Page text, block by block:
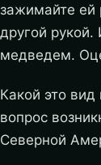
зажимайте ей
другой рукой.
медведем.
Какой это
вопрос
Северной